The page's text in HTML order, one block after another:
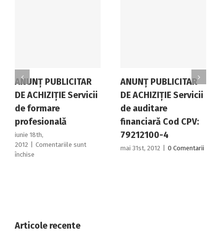
ANUNŢ PUBLICITAR
DE ACHIZIŢIE Servicii
de formare
profesională
iunie 18th,
2012
Comentariile sunt
închise
formare
ANUNŢ PUBLICITAR
DE ACHIZIŢIE Servicii
de auditare
financiară Cod CPV:
79212100-4
mai 31st, 2012 0 Comentarii
Articole recente